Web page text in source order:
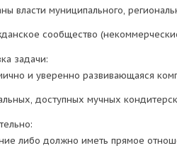
власти муниципального,
сообщество
задачи:
и уверенно развивающаяся
доступных мучных
либо должно иметь прямое